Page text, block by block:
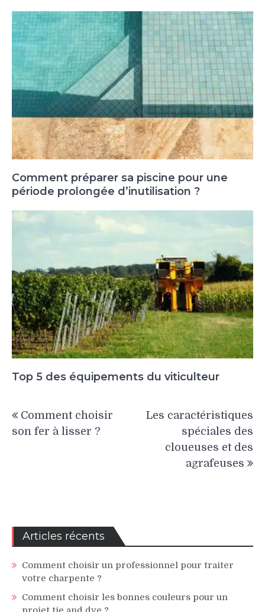
Comment préparer sa piscine pour une
période prolongée d’inutilisation ?
Top 5 des équipements du viticulteur
de
Comment choisir
son fer à lisser ?
Les caractéristiques
spéciales des
cloueuses et des
agrafeuses
Articles récents
Comment choisir un professionnel pour traiter
votre charpente ?
Comment choisir les bonnes couleurs pour un